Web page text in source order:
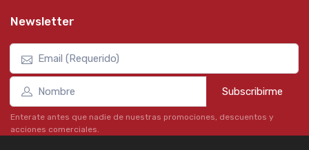
Newsletter
Subscribirme
Enterate antes que nadie de nuestras promociones, descuentos y
acciones comerciales.